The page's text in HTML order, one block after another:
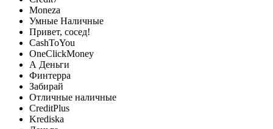
Moneza
Умные Наличные
Привет, сосед!
CashToYou
OneClickMoney
А Деньги
Финтерра
Забирай
Отличные наличные
CreditPlus
Krediska